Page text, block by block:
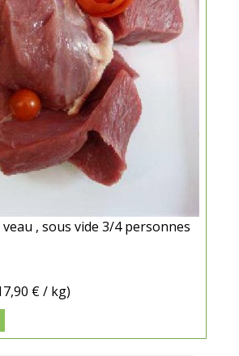
, sous vide 3/4 personnes
€ / kg)